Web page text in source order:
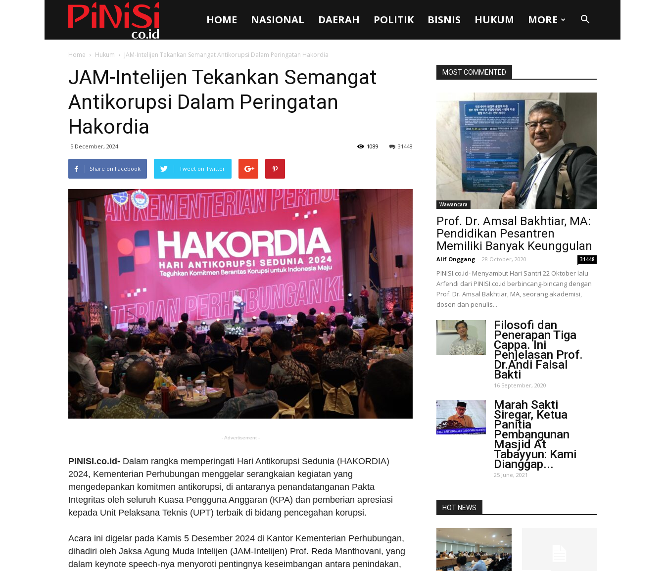
HOME NASIONAL DAERAH POLITIK BISNIS HUKUM MORE
Home Hukum JAM-Intelijen Tekankan Semangat Antikorupsi Dalam Peringatan Hakordia
JAM-Intelijen Tekankan Semangat
Antikorupsi Dalam Peringatan
Hakordia
5 December, 2024 31448
1089
Share on Facebook Tweet on Twitter
- Advertisement -
PINISI.co.id- Dalam rangka memperingati Hari Antikorupsi Sedunia (HAKORDIA)
2024, Kementerian Perhubungan menggelar serangkaian kegiatan yang
mengedepankan komitmen antikorupsi, di antaranya penandatanganan Pakta
Integritas oleh seluruh Kuasa Pengguna Anggaran (KPA) dan pemberian apresiasi
kepada Unit Pelaksana Teknis (UPT) terbaik di bidang pencegahan korupsi.
Acara ini digelar pada Kamis 5 Desember 2024 di Kantor Kementerian Perhubungan,
dihadiri oleh Jaksa Agung Muda Intelijen (JAM-Intelijen) Prof. Reda Manthovani, yang
dalam keynote speech-nya menyoroti pentingnya keseimbangan antara penindakan,
MOST COMMENTED
Wawancara
Prof. Dr. Amsal Bakhtiar, MA:
Pendidikan Pesantren
Memiliki Banyak Keunggulan
Alif Onggang - 28 October, 2020 31448
PINISI.co.id- Menyambut Hari Santri 22 Oktober lalu
Arfendi dari PINISI.co.id berbincang-bincang dengan
Prof. Dr. Amsal Bakhtiar, MA, seorang akademisi,
dosen dan penulis...
Filosofi dan
Penerapan Tiga
Cappa. Ini
Penjelasan Prof.
Dr.Andi Faisal
Bakti
16 September, 2020
Marah Sakti
Siregar, Ketua
Panitia
Pembangunan
Masjid At
Tabayyun: Kami
Dianggap...
25 June, 2021
HOT NEWS